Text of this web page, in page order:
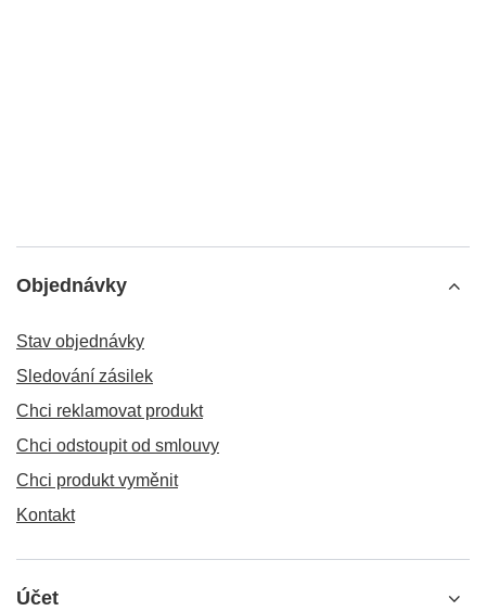
Objednávky
Stav objednávky
Sledování zásilek
Chci reklamovat produkt
Chci odstoupit od smlouvy
Chci produkt vyměnit
Kontakt
Účet